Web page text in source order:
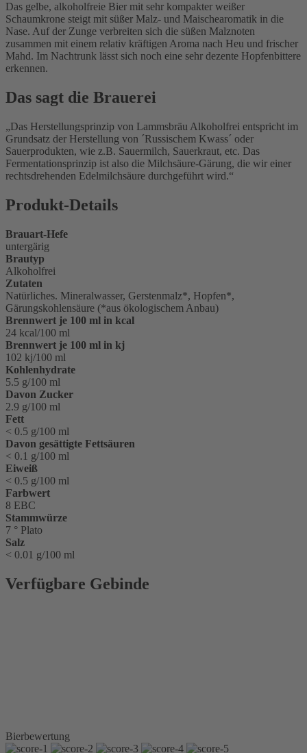
Das gelbe, alkoholfreie Bier mit sehr kompakter weißer
Schaumkrone steigt mit süßer Malz- und Maischearomatik in die
Nase. Auf der Zunge verbreiten sich die süßen Malznoten
zusammen mit einem relativ kräftigen Aroma nach Heu und frischer
Mahd. Im Nachtrunk lässt sich noch eine sehr dezente Hopfenbittere
erkennen.
Das sagt die Brauerei
Das Herstellungsprinzip von Lammsbräu Alkoholfrei entspricht im
Grundsatz der Herstellung von ´Russischem Kwass´ oder
Sauerprodukten, wie z.B. Sauermilch, Sauerkraut, etc. Das
Fermentationsprinzip ist also die Milchsäure-Gärung, die wir einer
rechtsdrehenden Edelmilchsäure durchgeführt wird.
Produkt-Details
Brauart-Hefe
untergärig
Brautyp
Alkoholfrei
Zutaten
Natürliches. Mineralwasser, Gerstenmalz*, Hopfen*,
Gärungskohlensäure (*aus ökologischem Anbau)
Brennwert je 100 ml in kcal
24 kcal/100 ml
Brennwert je 100 ml in kj
102 kj/100 ml
Kohlenhydrate
5.5 g/100 ml
Davon Zucker
2.9 g/100 ml
Fett
< 0.5 g/100 ml
Davon gesättigte Fettsäuren
< 0.1 g/100 ml
Eiweiß
< 0.5 g/100 ml
Farbwert
8 EBC
Stammwürze
7 ° Plato
Salz
< 0.01 g/100 ml
Verfügbare Gebinde
Bierbewertung